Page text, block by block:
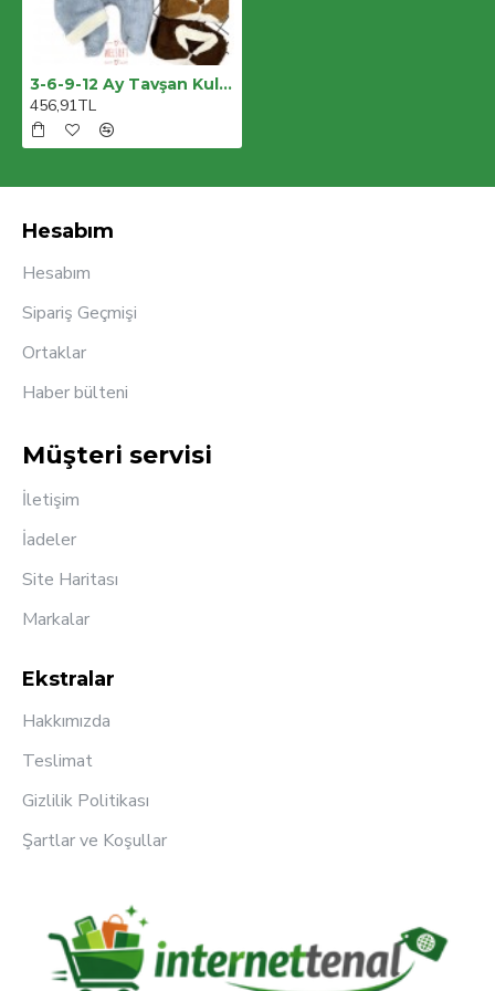
3-6-9-12 Ay Tavşan Kulak Şapkalı Fermuar Kapamalı Patikli Eldivenli Tüylü Erkek Bebek Tulumu
456,91TL
Hesabım
Hesabım
Sipariş Geçmişi
Ortaklar
Haber bülteni
Müşteri servisi
İletişim
İadeler
Site Haritası
Markalar
Ekstralar
Hakkımızda
Teslimat
Gizlilik Politikası
Şartlar ve Koşullar